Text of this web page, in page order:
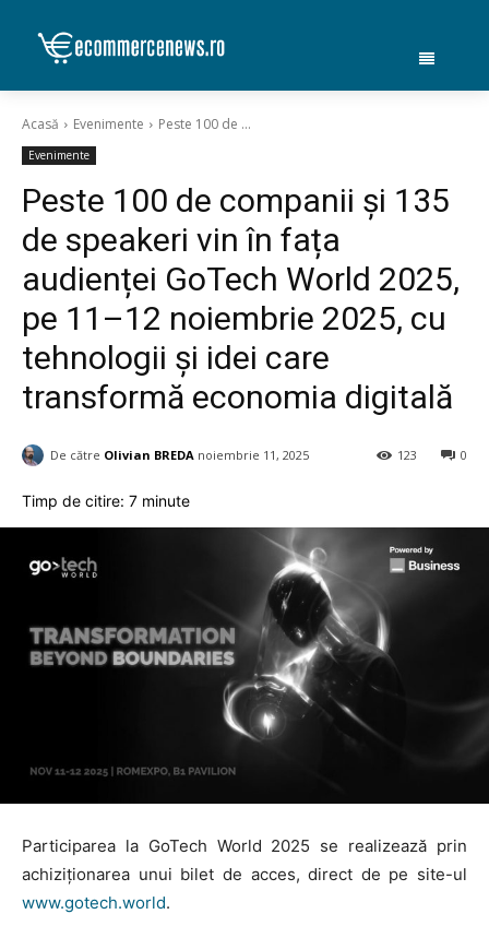
Acasă Evenimente Peste 100 de ...
Evenimente
Peste 100 de companii și 135
de speakeri vin în fața
audienței GoTech World 2025,
pe 11–12 noiembrie 2025, cu
tehnologii și idei care
transformă economia digitală
De către Olivian BREDA noiembrie 11, 2025 0
123
Timp de citire: 7 minute
Participarea la GoTech World 2025 se realizează prin
achiziționarea unui bilet de acces, direct de pe site-ul
www.gotech.world.